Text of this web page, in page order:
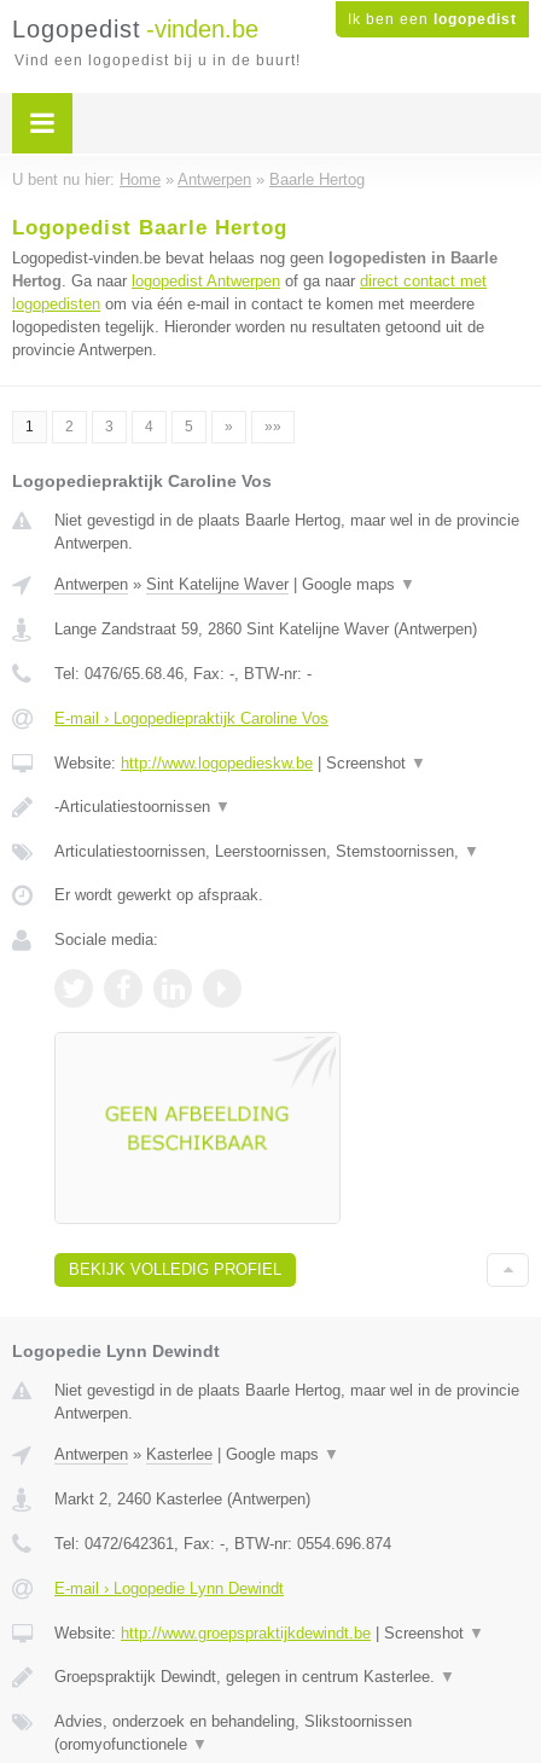
Ik ben een logopedist
Logopedist -vinden.be
Vind een logopedist bij u in de buurt!
U bent nu hier: Home » Antwerpen » Baarle Hertog
Logopedist Baarle Hertog
Logopedist-vinden.be bevat helaas nog geen logopedisten in Baarle
Hertog. Ga naar logopedist Antwerpen of ga naar direct contact met
logopedisten om via één e-mail in contact te komen met meerdere
logopedisten tegelijk. Hieronder worden nu resultaten getoond uit de
provincie Antwerpen.
1 2 3 4 5 » »»
Logopediepraktijk Caroline Vos
Niet gevestigd in de plaats Baarle Hertog, maar wel in de provincie
Antwerpen.
Antwerpen » Sint Katelijne Waver Google maps ▼
Lange Zandstraat 59, 2860 Sint Katelijne Waver (Antwerpen)
Tel: 0476/65.68.46, Fax: -, BTW-nr: -
E-mail › Logopediepraktijk Caroline Vos
Website: http://www.logopedieskw.be Screenshot ▼
-Articulatiestoornissen ▼
Articulatiestoornissen, Leerstoornissen, Stemstoornissen, ▼
Er wordt gewerkt op afspraak.
Sociale media:
BEKIJK VOLLEDIG PROFIEL
Logopedie Lynn Dewindt
Niet gevestigd in de plaats Baarle Hertog, maar wel in de provincie
Antwerpen.
Antwerpen » Kasterlee | Google maps ▼
Markt 2 2460 Kasterlee (Antwerpen)
Tel: 0472/642361 , Fax: - , BTW-nr: 0554.696.874
E-mail › Logopedie Lynn Dewindt
Website: http://www.groepspraktijkdewindt.be | Screenshot ▼
Groepspraktijk Dewindt, gelegen in centrum Kasterlee. ▼
Advies, onderzoek en behandeling, Slikstoornissen
(oromyofunctionele ▼